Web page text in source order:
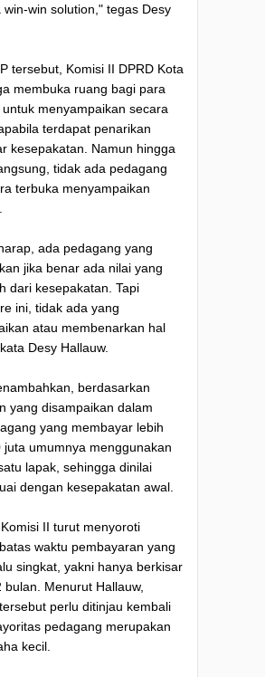
win-win solution," tegas Desy
tersebut, Komisi II DPRD Kota
membuka ruang bagi para
menyampaikan secara
terdapat penarikan
kesepakatan. Namun hingga
tidak ada pedagang
terbuka menyampaikan
ada pedagang yang
jika benar ada nilai yang
dari kesepakatan. Tapi
ini, tidak ada yang
atau membenarkan hal
Desy Hallauw.
berdasarkan
yang disampaikan dalam
yang membayar lebih
juta umumnya menggunakan
lapak, sehingga dinilai
dengan kesepakatan awal.
II turut menyoroti
waktu pembayaran yang
singkat, yakni hanya berkisar
bulan. Menurut Hallauw,
perlu ditinjau kembali
pedagang merupakan
kecil.